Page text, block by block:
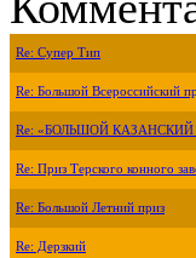
Re: Супер Тип
Re: Большой Всероссийский
Re: «БОЛЬШОЙ КАЗАНСКИЙ
Re: Приз Терского конного
Re: Большой Летний приз
Re: Дерзкий